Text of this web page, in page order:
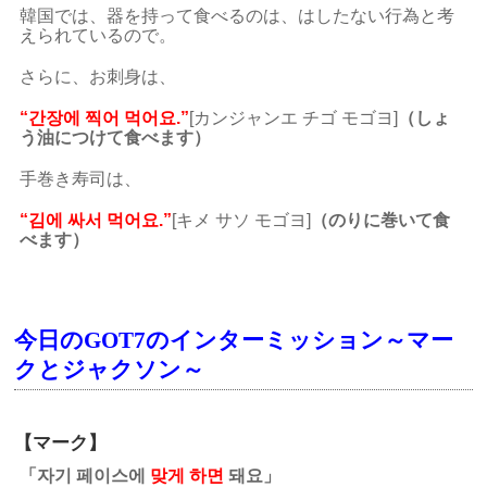
韓国では、器を持って食べるのは、はしたない行為と考
えられているので。
さらに、 お刺身は、
“간장에 찍어 먹어요.”[カンジャンエ チゴ モゴヨ]
（しょ
う油につけて食べます）
手巻き寿司は、
“김에 싸서 먹어요.”[キメ サソ モゴヨ]
（のりに巻いて食
べます）
今日のGOT7のインターミッション～マー
クとジャクソン～
【マーク】
「자기 페이스에 맞게 하면 돼요」